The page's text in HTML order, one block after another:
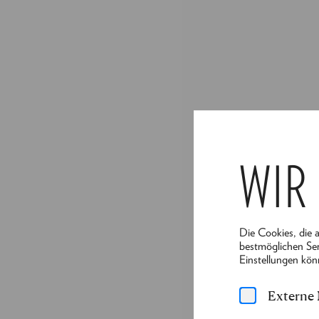
Die Cookies, die
bestmöglichen
Einstellungen
Externe